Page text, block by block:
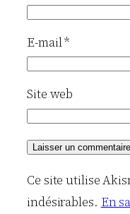
E-mail*
Site web
Ce site utilise
indésirables. En